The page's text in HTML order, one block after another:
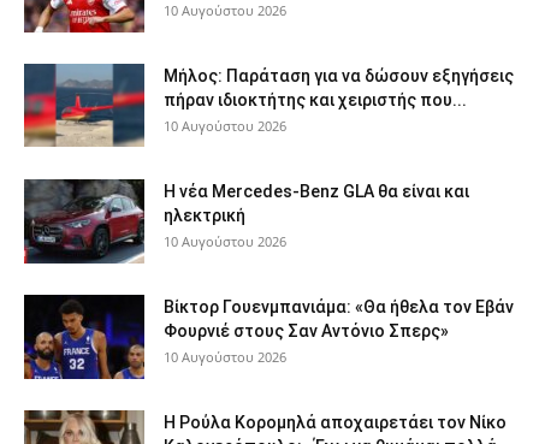
10 Αυγούστου 2026
Μήλος: Παράταση για να δώσουν εξηγήσεις
πήραν ιδιοκτήτης και χειριστής που...
10 Αυγούστου 2026
Η νέα Mercedes-Benz GLA θα είναι και
ηλεκτρική
10 Αυγούστου 2026
Βίκτορ Γουενμπανιάμα: «Θα ήθελα τον Εβάν
Φουρνιέ στους Σαν Αντόνιο Σπερς»
10 Αυγούστου 2026
Η Ρούλα Κορομηλά αποχαιρετάει τον Νίκο